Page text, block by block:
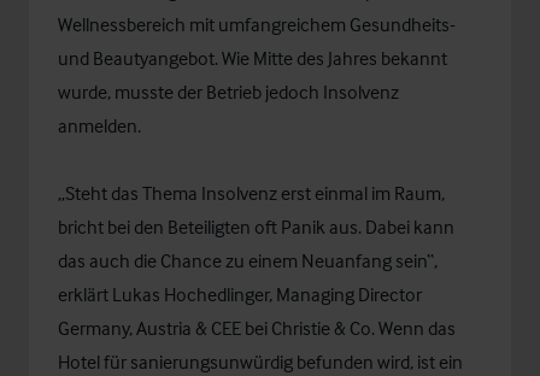
Wellnessbereich mit umfangreichem Gesundheits-
und Beautyangebot. Wie Mitte des Jahres bekannt
wurde, musste der Betrieb jedoch Insolvenz
anmelden.
„Steht das Thema Insolvenz erst einmal im Raum,
bricht bei den Beteiligten oft Panik aus. Dabei kann
das auch die Chance zu einem Neuanfang sein“,
erklärt Lukas Hochedlinger, Managing Director
Germany, Austria & CEE bei Christie & Co. Wenn das
Hotel für sanierungsunwürdig befunden wird, ist ein